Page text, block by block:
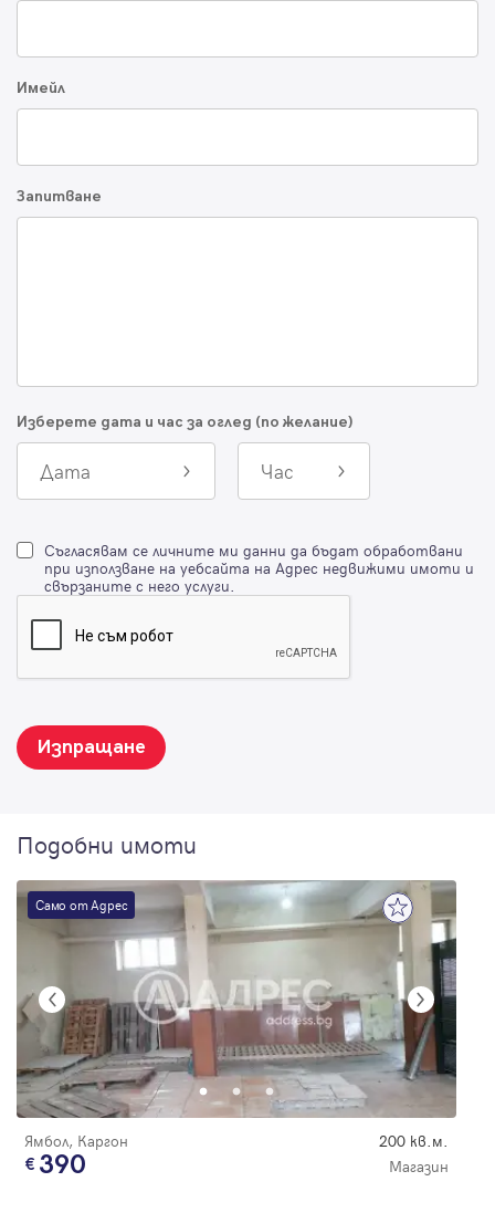
Имейл
Запитване
Изберете дата и час за оглед (по желание)
Дата Час
Съгласявам се личните ми данни да бъдат обработвани
при използване на уебсайта на Адрес недвижими имоти и
свързаните с него услуги.
Изпращане
Подобни имоти
Само от Адрес
Ямбол, Каргон 200 кв.м.
390 Магазин